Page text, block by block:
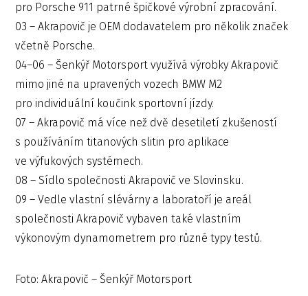
pro Porsche 911 patrné špičkové výrobní zpracování.
03 – Akrapovič je OEM dodavatelem pro několik značek
včetně Porsche.
04–06 – Šenkýř Motorsport využívá výrobky Akrapovič
mimo jiné na upravených vozech BMW M2
pro individuální koučink sportovní jízdy.
07 – Akrapovič má více než dvě desetiletí zkušeností
s používáním titanových slitin pro aplikace
ve výfukových systémech.
08 – Sídlo společnosti Akrapovič ve Slovinsku.
09 – Vedle vlastní slévárny a laboratoří je areál
společnosti Akrapovič vybaven také vlastním
výkonovým dynamometrem pro různé typy testů.
Foto: Akrapovič – Šenkýř Motorsport